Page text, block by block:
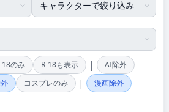
18のみ R-18も表示 |
AI除外
コスプレのみ |
漫画除外